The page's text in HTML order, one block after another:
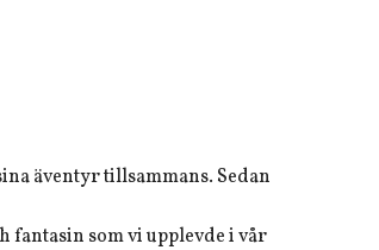
äventyr tillsammans. Sedan
som vi upplevde i vår